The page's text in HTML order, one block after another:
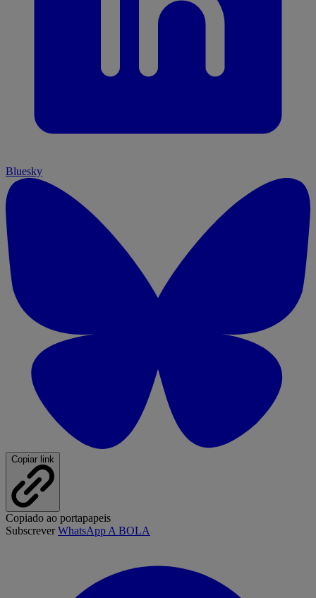
Bluesky
Copiar link
Copiado ao portapapeis
SubscreverWhatsApp A BOLA